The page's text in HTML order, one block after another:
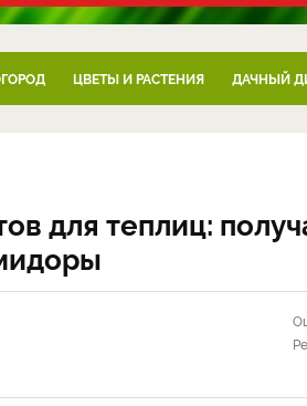
ЦВЕТЫ И РАСТЕНИЯ ДАЧНЫЙ
для теплиц: